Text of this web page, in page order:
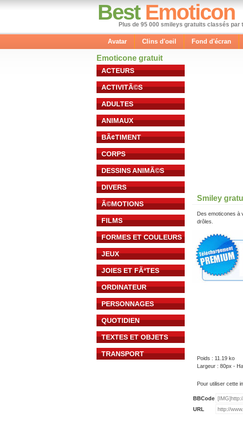
Best Emoticon
Plus de 95 000 smileys gratuits classés par
Avatar Clins d'oeil Fond d'écran
Emoticone gratuit
ACTEURS
ACTIVITÃ©S
ADULTES
ANIMAUX
BÃ¢TIMENT
CORPS
DESSINS ANIMÃ©S
DIVERS
Ã©MOTIONS
FILMS
FORMES ET COULEURS
JEUX
JOIES ET FÃªTES
ORDINATEUR
PERSONNAGES
QUOTIDIEN
TEXTES ET OBJETS
TRANSPORT
Smiley
Des emoticones à
drôles.
Poids : 11.19 ko
Largeur : 80px -
Pour utiliser cette
BBCode
URL